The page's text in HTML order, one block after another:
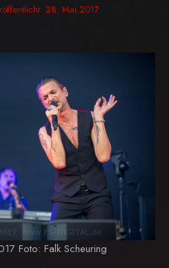
28. Mai 2017
Foto: Falk Scheuring